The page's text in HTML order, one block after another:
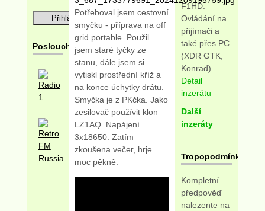
Posloucháme
Potřeboval jsem cestovní
smyčku - příprava na off
grid portable. Použil
jsem staré tyčky ze
stanu, dále jsem si
vytiskl prostřední kříž a
na konce úchytky drátu.
Smyčka je z PKčka. Jako
zesilovač používit klon
LZ1AQ. Napájení
3x18650. Zatím
zkoušena večer, hrje
moc pěkně.
F1HD.
Ovládání na
přijímači a
také přes PC
(XDR GTK,
Konrad) ...
Detail
inzerátu
Další
inzeráty
Tropopodmínky
Kompletní
předpověď
nalezente na